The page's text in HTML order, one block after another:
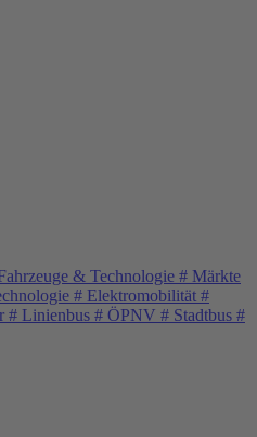
& Technologie # Märkte
# Elektromobilität #
# Linienbus # ÖPNV # Stadtbus #